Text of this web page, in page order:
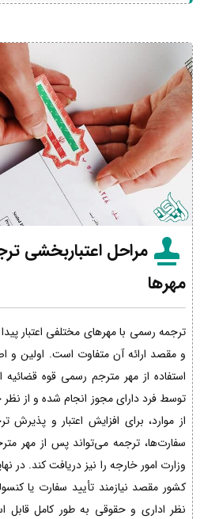
مراحل اعتباربخشی
مهرها
ترجمه رسمی با مهرهای مختلفی اعتبار
و مقصد ارائه آن متفاوت است. اولین و
استفاده از مهر مترجم رسمی قوه
توسط فرد دارای مجوز انجام شده و از
از موارد، برای افزایش اعتبار و
سفارت‌ها، ترجمه می‌تواند پس از مهر
وزارت امور خارجه را نیز دریافت کند. در
کشور مقصد نیازمند تأیید سفارت یا
نظر اداری و حقوقی به طور کامل قابل